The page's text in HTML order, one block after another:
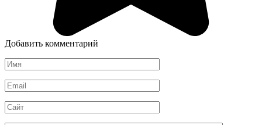
Добавить комментарий
Имя
*
Email
*
Сайт